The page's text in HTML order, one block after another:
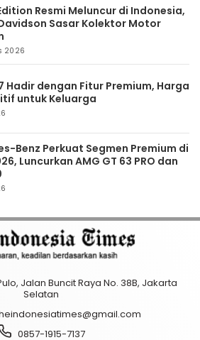
Resmi Meluncur di Indonesia,
Sasar Kolektor Motor
2026
Hadir dengan Fitur Premium, Harga
untuk Keluarga
Benz Perkuat Segmen Premium di
Luncurkan AMG GT 63 PRO dan
Jalan Buncit Raya No. 38B, Jakarta
Selatan
0857-1915-7137